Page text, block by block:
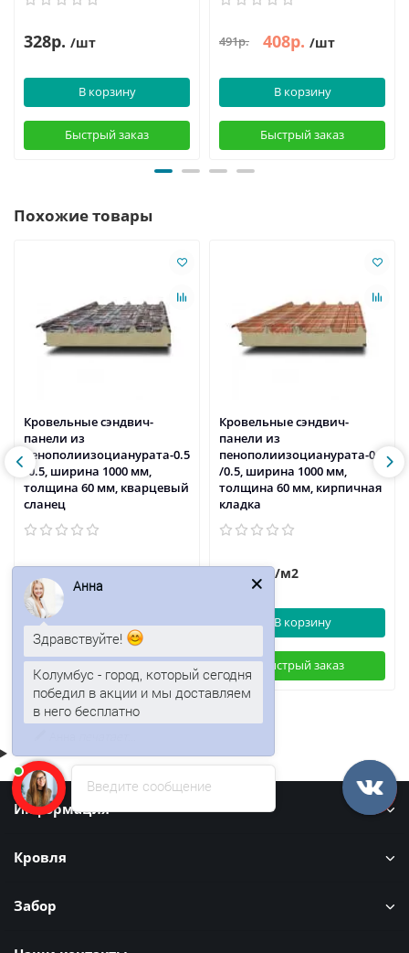
328р. /шт
В корзину
Быстрый заказ
491р. 408р. /шт
В корзину
Быстрый заказ
Похожие товары
Кровельные сэндвич-
панели из
пенополиизоцианурата-0.5
/0.5, ширина 1000 мм,
толщина 60 мм, кварцевый
сланец
2434р. /м2
В корзину
Быстрый заказ
Кровельные сэндвич-
панели из
пенополиизоцианурата-0.5
/0.5, ширина 1000 мм,
толщина 60 мм, кирпичная
кладка
2434р. /м2
В корзину
Быстрый заказ
Информация
Кровля
Забор
Введите сообщение
Здравствуйте!
Колумбус - город, который сегодня
победил в акции и мы доставляем
в него бесплатно